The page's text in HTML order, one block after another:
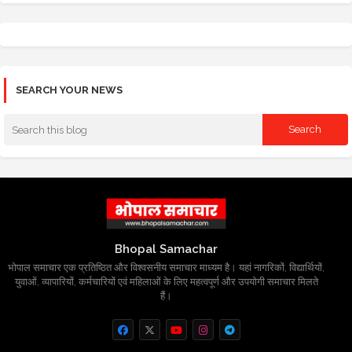
SEARCH YOUR NEWS
Bhopal Samachar
भोपाल समाचार एक प्रतिष्ठित और विश्वसनीय समाचार माध्यम है। यहां नागरिकों, विद्यार्थियों,
युवाओं, व्यापारियों, कर्मचारियों एवं महिलाओं के लिए महत्वपूर्ण और उपयोगी समाचार मिलते
हैं।